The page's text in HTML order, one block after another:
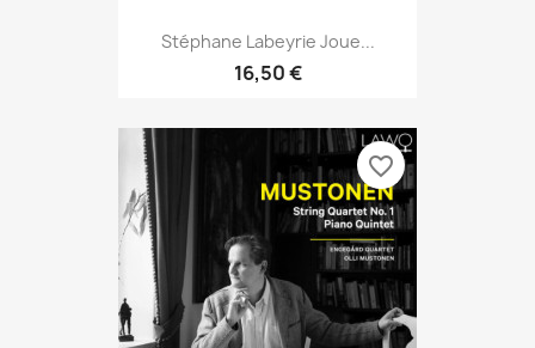
Stéphane Labeyrie Joue...
16,50 €
favorite_border